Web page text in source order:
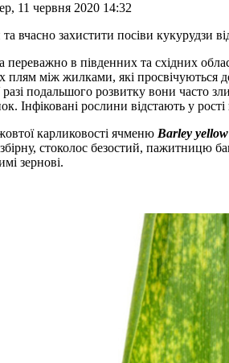
11 червня 2020 14:32
вчасно захистити посіви кукурудзи
переважно в південних та східних
плям між жилками, які
подальшого розвитку вони часто
Інфіковані рослини відстають у
карликовості ячменю Barley
стоколос безостий, пажитницю
зернові.